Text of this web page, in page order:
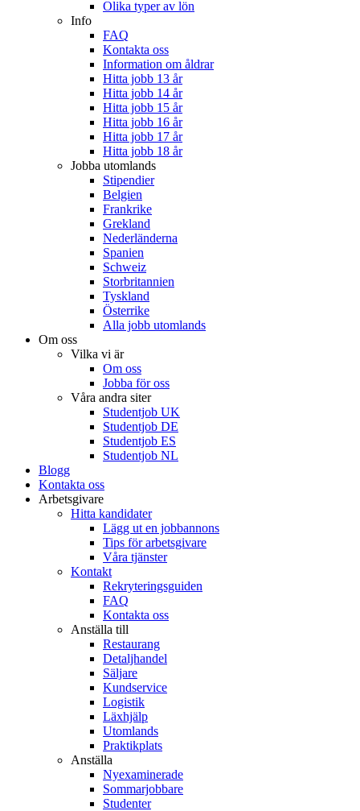
Olika typer av lön
Info
FAQ
Kontakta oss
Information om åldrar
Hitta jobb 13 år
Hitta jobb 14 år
Hitta jobb 15 år
Hitta jobb 16 år
Hitta jobb 17 år
Hitta jobb 18 år
Jobba utomlands
Stipendier
Belgien
Frankrike
Grekland
Nederländerna
Spanien
Schweiz
Storbritannien
Tyskland
Österrike
Alla jobb utomlands
Om oss
Vilka vi är
Om oss
Jobba för oss
Våra andra siter
Studentjob UK
Studentjob DE
Studentjob ES
Studentjob NL
Blogg
Kontakta oss
Arbetsgivare
Hitta kandidater
Lägg ut en jobbannons
Tips för arbetsgivare
Våra tjänster
Kontakt
Rekryteringsguiden
FAQ
Kontakta oss
Anställa till
Restaurang
Detaljhandel
Säljare
Kundservice
Logistik
Läxhjälp
Utomlands
Praktikplats
Anställa
Nyexaminerade
Sommarjobbare
Studenter